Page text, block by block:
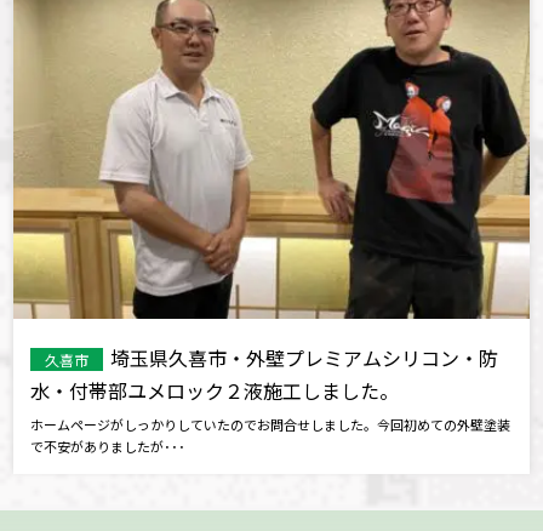
久喜市
埼玉県久喜市・外壁プレミアムシリコン・防
水・付帯部ユメロック２液施工しました。
ホームページがしっかりしていたのでお問合せしました。今回初めての外壁塗装
で不安がありましたが･･･